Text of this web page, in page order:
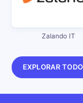
Zalando IT
EXPLORAR